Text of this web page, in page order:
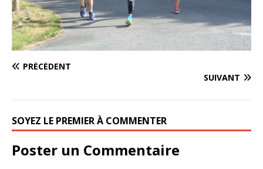
PRÉCÉDENT
SUIVANT
SOYEZ LE PREMIER À COMMENTER
Poster un Commentaire